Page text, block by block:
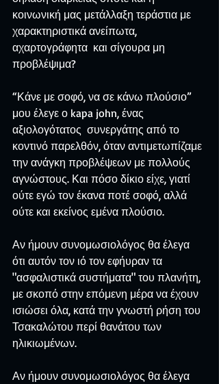
κοινωνική μας μετάλλαξη τεράστια με
χαρακτηριστικά ανείπωτα,
αχαρτογράφητα  και σίγουρα μη
προβλέψιμα?
“Κάνε με σοφό, να σε κάνω πλούσιο”
μου έλεγε ο kapa john, ένας
αξιολογότατος  συνεργάτης από το
κοντινό παρελθόν, όταν αντιμετωπίζαμε
την ανάγκη προβλέψεων με πολλούς
αγνώστους. Και πόσο δίκιο είχε, γιατί
ούτε εγώ τον έκανα ποτέ σοφό, αλλά
ούτε και εκείνος εμένα πλούσιο.
Αν ήμουν συνομωσιολόγος θα έλεγα
ότι αυτόν τον ιό τον εφήυραν τα
"ασφαλιστικά συστήματα" του πλανήτη,
με σκοπό στην επόμενη μέρα να έχουν
ισιώσει όλα, κατά την γνωστή ρήση του
Τσακαλώτου περί θανάτου των
ηλικιωμένων.
Αν ήμουν συνομωσιολόγος θα έλεγα